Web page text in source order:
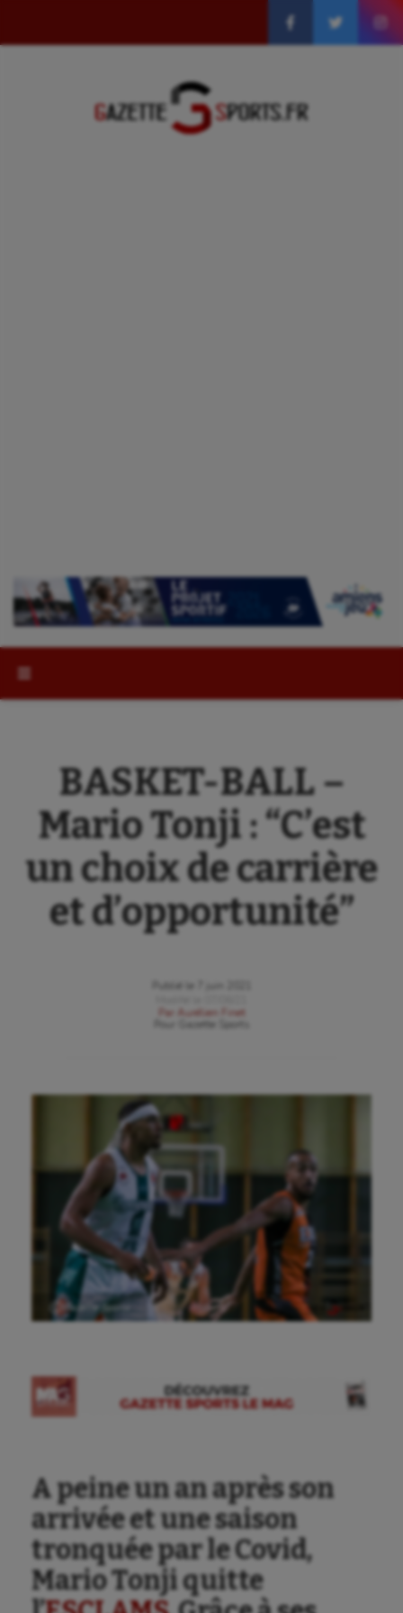
Aéronautique
Auto
Aviron
Balle à la main
Ballon au poing
BASKET-BALL –
Mario Tonji : “C’est
un choix de carrière
et d’opportunité”
Publié le
Par
Aurélien Finet
Gazette Sports
Ⓒ Gazette Sports
A peine un an après son
arrivée et une saison
tronquée par le Covid,
Mario Tonji quitte